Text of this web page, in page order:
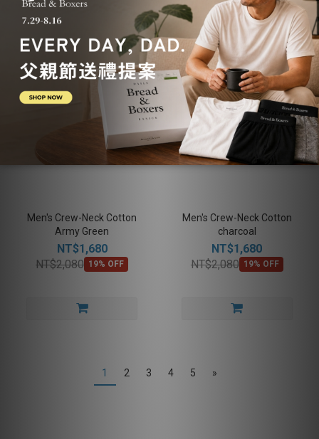
Men's Crew-Neck Cotton
Army Green
NT$1,680
NT$2,080 19% OFF
Men's Crew-Neck Cotton
charcoal
NT$1,680
NT$2,080 19% OFF
1 2 3 4 5 »